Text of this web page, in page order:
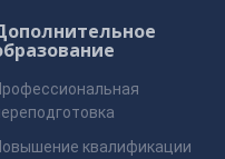
квалификации